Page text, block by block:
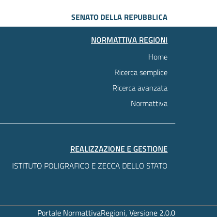
SENATO DELLA REPUBBLICA
NORMATTIVA REGIONI
Home
Ricerca semplice
Ricerca avanzata
Normattiva
REALIZZAZIONE E GESTIONE
ISTITUTO POLIGRAFICO E ZECCA DELLO STATO
Portale NormattivaRegioni, Versione 2.0.0